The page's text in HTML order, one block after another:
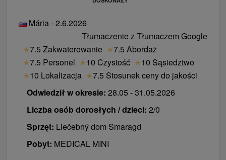
Mária - 2.6.2026
Tłumaczenie z Tłumaczem Google
★7.5 Zakwaterowanie ★7.5 Abordaż
★7.5 Personel ★10 Czystość ★10 Sąsiedztwo
★10 Lokalizacja ★7.5 Stosunek ceny do jakości
Odwiedził w okresie: 28.05 - 31.05.2026
Liczba osób dorosłych / dzieci: 2/0
Sprzęt: Liečebný dom Smaragd
Pobyt: MEDICAL MINI